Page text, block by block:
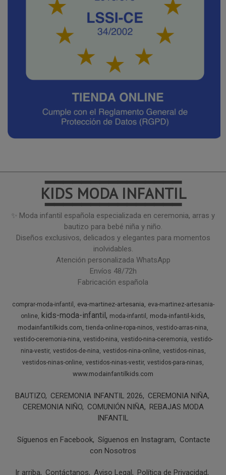
━━━━━━━━━━━━━━━
KIDS MODA INFANTIL
━━━━━━━━━━━━━━━
✨ Moda infantil española especializada en ceremonia, arras y
bautizo para bebé niña y niño.
Diseños exclusivos, delicados y elegantes para momentos
inolvidables.
Atención personalizada WhatsApp
Envíos 48/72h
Fabricación española
comprar-moda-infantil eva-martinez-artesania
eva-martinez-artesania-
online
kids-moda-infantil moda-infantil
moda-infantil-kids
modainfantilkids.com tienda-online-ropa-ninos vestido-arras-nina
vestido-ceremonia-nina vestido-nina vestido-nina-ceremonia vestido-
nina-vestir vestidos-de-nina vestidos-nina-online vestidos-ninas
vestidos-ninas-online vestidos-ninas-vestir vestidos-para-ninas
www.modainfantilkids.com
BAUTIZO CEREMONIA INFANTIL 2026
CEREMONIA NIÑA
CEREMONIA NIÑO COMUNIÓN NIÑA REBAJAS MODA
INFANTIL
Síguenos en Facebook Síguenos en Instagram
Contacte
con Nosotros
Ir arriba Contáctanos Aviso Legal Política de Privacidad